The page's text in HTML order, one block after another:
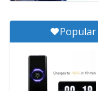
Popular